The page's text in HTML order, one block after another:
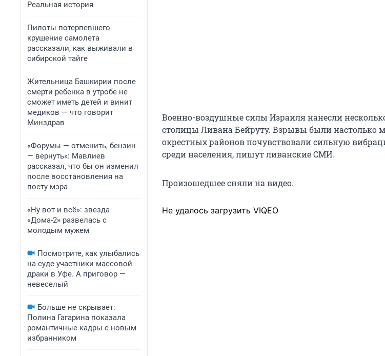
Реальная история
Пилоты потерпевшего
крушение самолета
рассказали, как выживали в
сибирской тайге
Жительница Башкирии после
смерти ребенка в утробе не
сможет иметь детей и винит
медиков — что говорит
Минздрав
«Форумы — отменить, бензин
— вернуть»: Мавлиев
рассказал, что бы он изменил
после восстановления на
посту мэра
«Ну вот и всё»: звезда
«Дома-2» развелась с
молодым мужем
Посмотрите, как улыбались
на суде участники массовой
драки в Уфе. А приговор —
невеселый
Больше не скрывает:
Полина Гагарина показала
романтичные кадры с новым
избранником
Военно-воздушные силы Израиля нанесли
столицы Ливана Бейруту. Взрывы были настолько
окрестных районов почувствовали сильную
среди населения, пишут ливанские СМИ.
Произошедшее сняли на видео.
Не удалось загрузить VIQEO